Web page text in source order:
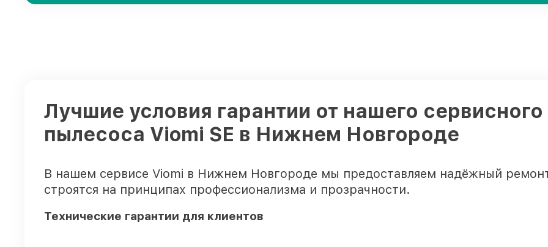
Лучшие условия гарантии от нашего
пылесоса Viomi SE в Нижнем Новгороде
В нашем сервисе Viomi в Нижнем Новгороде мы предоставляем надёжный
строятся на принципах профессионализма и прозрачности.
Технические гарантии для клиентов